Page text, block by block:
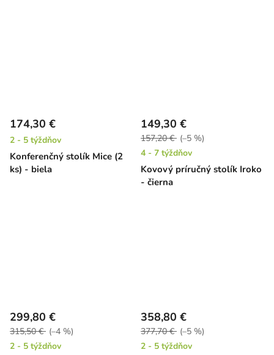
Konferenčný stolík Mice (2
ks) - biela
174,30 €
2 - 5 týždňov
Kovový príručný stolík Iroko
- čierna
149,30 €
157,20 € (–5 %)
4 - 7 týždňov
299,80 €
315,50 € (–4 %)
2 - 5 týždňov
358,80 €
377,70 € (–5 %)
2 - 5 týždňov